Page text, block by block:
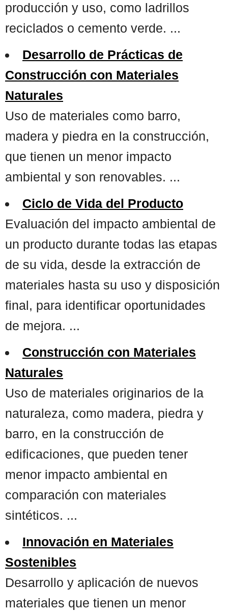
producción y uso, como ladrillos
reciclados o cemento verde. ...
Desarrollo de Prácticas de
Construcción con Materiales
Naturales
Uso de materiales como barro,
madera y piedra en la construcción,
que tienen un menor impacto
ambiental y son renovables. ...
Ciclo de Vida del Producto
Evaluación del impacto ambiental de
un producto durante todas las etapas
de su vida, desde la extracción de
materiales hasta su uso y disposición
final, para identificar oportunidades
de mejora. ...
Construcción con Materiales
Naturales
Uso de materiales originarios de la
naturaleza, como madera, piedra y
barro, en la construcción de
edificaciones, que pueden tener
menor impacto ambiental en
comparación con materiales
sintéticos. ...
Innovación en Materiales
Sostenibles
Desarrollo y aplicación de nuevos
materiales que tienen un menor